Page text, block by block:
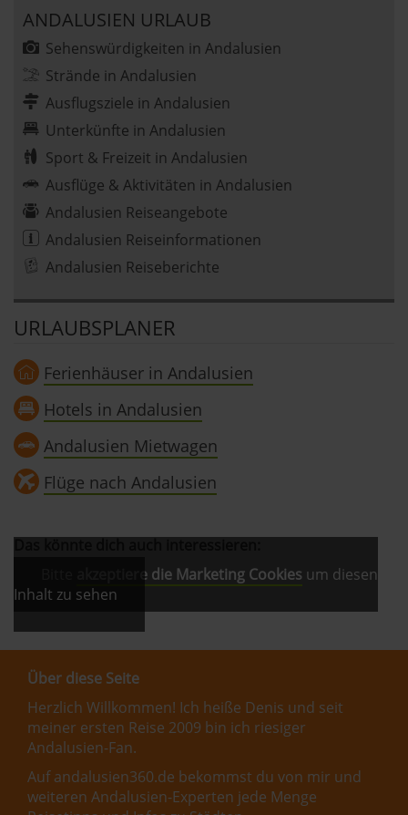
ANDALUSIEN URLAUB
Sehenswürdigkeiten in Andalusien
Strände in Andalusien
Ausflugsziele in Andalusien
Unterkünfte in Andalusien
Sport & Freizeit in Andalusien
Ausflüge & Aktivitäten in Andalusien
Andalusien Reiseangebote
Andalusien Reiseinformationen
Andalusien Reiseberichte
URLAUBSPLANER
Ferienhäuser in Andalusien
Hotels in Andalusien
Andalusien Mietwagen
Flüge nach Andalusien
akzeptiere die Marketing Cookies um diesen
Inhalt zu sehen
Über diese Seite
Herzlich Willkommen! Ich heiße Denis und seit
meiner ersten Reise 2009 bin ich riesiger
Andalusien-Fan.
Auf andalusien360.de bekommst du von mir und
weiteren Andalusien-Experten jede Menge